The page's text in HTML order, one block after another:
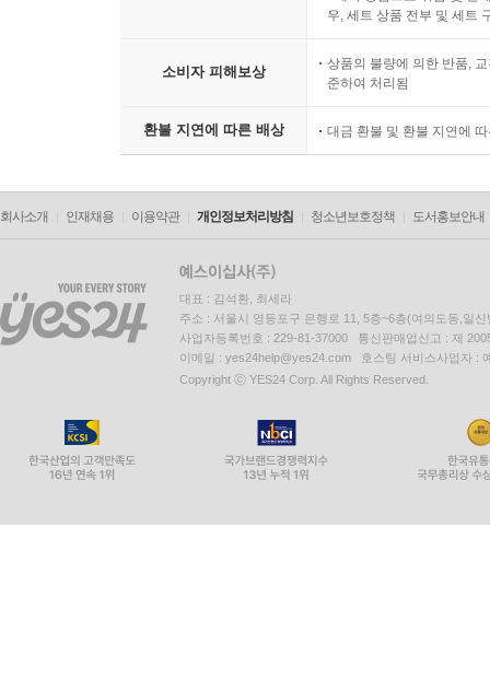
우, 세트 상품 전부 및 세트
소비자 피해보상
상품의 불량에 의한 반품,
준하여 처리됨
환불 지연에 따른 배상 대금 환불 및 환불 지연에
회사소개 인재채용 이용약관 개인정보처리방침 청소년보호정책 도서홍보안내
대표 : 김석환, 최세라
주소 : 서울시 영등포구 은행로 11, 5층~6층(여의도동,일신
사업자등록번호 : 229-81-37000 통신판매업신고 : 제
이메일 : yes24help@yes24.com 호스팅 서비스사업자 :
Copyright ⓒ YES24 Corp. All Rights Reserved.